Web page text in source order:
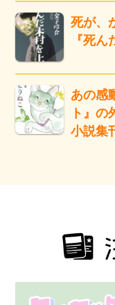
死が、
『死ん
あの感
ト』の
小説集